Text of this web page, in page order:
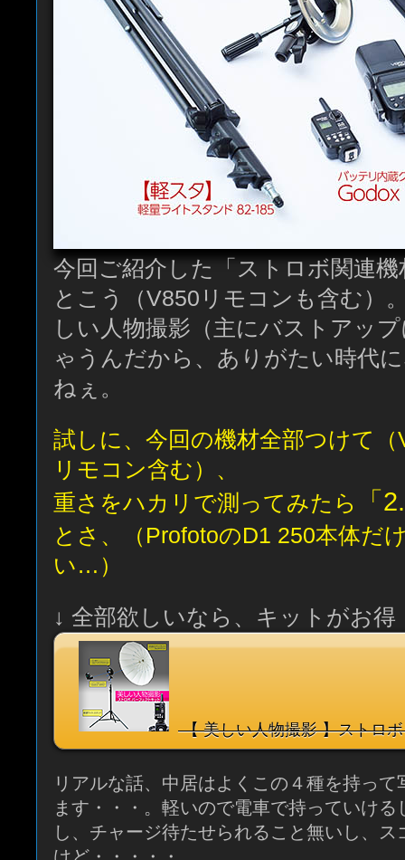
今回ご紹介した「ストロボ関連
とこう（V850リモコンも含む）
しい人物撮影（主にバストアッ
ゃうんだから、ありがたい時代
ねぇ。
試しに、今回の機材全部つけて
リモコン含む）、
重さをハカリで測ってみたら
「
とさ、（ProfotoのD1 250本体だ
い…）
↓ 全部欲しいなら、キットがお得
【 美しい人物撮影 】ストロ
リアルな話、中居はよくこの４種を持っ
ます・・・。軽いので電車で持っていけ
し、チャージ待たせられること無いし、